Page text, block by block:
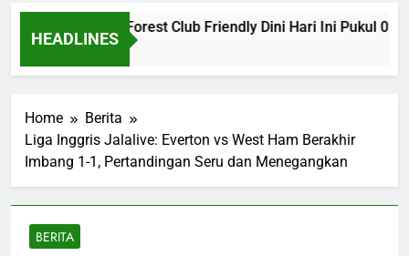
HEADLINES
Nottingham Forest Club Friendly Dini Hari Ini Pukul 02.00
Home
Berita
Liga Inggris Jalalive: Everton vs West Ham Berakhir
Imbang 1-1, Pertandingan Seru dan Menegangkan
BERITA